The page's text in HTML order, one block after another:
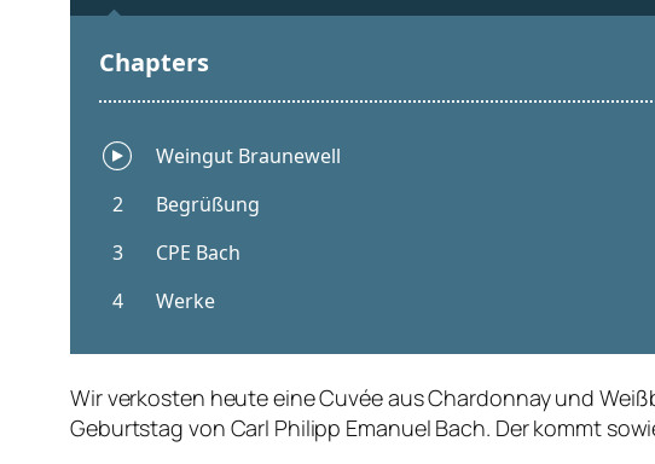
Wir verkosten heute eine Cuvée aus Chardonnay und
Geburtstag von Carl Philipp Emanuel Bach. Der kommt